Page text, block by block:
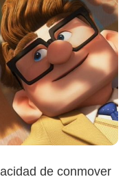
de conmover